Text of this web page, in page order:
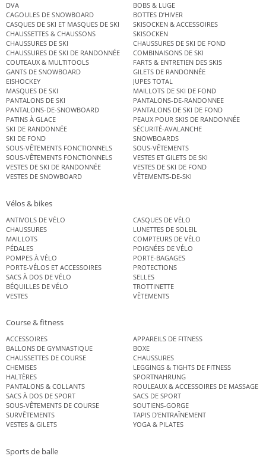
DVA
BOBS & LUGE
CAGOULES DE SNOWBOARD
BOTTES D’HIVER
CASQUES DE SKI ET MASQUES DE SKI
SKISOCKEN & ACCESSOIRES
CHAUSSETTES & CHAUSSONS
SKISOCKEN
CHAUSSURES DE SKI
CHAUSSURES DE SKI DE FOND
CHAUSSURES DE SKI DE RANDONNÉE
COMBINAISONS DE SKI
COUTEAUX & MULTITOOLS
FARTS & ENTRETIEN DES SKIS
GANTS DE SNOWBOARD
GILETS DE RANDONNÉE
EISHOCKEY
JUPES TOTAL
MASQUES DE SKI
MAILLOTS DE SKI DE FOND
PANTALONS DE SKI
PANTALONS-DE-RANDONNEE
PANTALONS-DE-SNOWBOARD
PANTALONS DE SKI DE FOND
PATINS À GLACE
PEAUX POUR SKIS DE RANDONNÉE
SKI DE RANDONNÉE
SÉCURITÉ-AVALANCHE
SKI DE FOND
SNOWBOARDS
SOUS-VÊTEMENTS FONCTIONNELS
SOUS-VÊTEMENTS
SOUS-VÊTEMENTS FONCTIONNELS
VESTES ET GILETS DE SKI
VESTES DE SKI DE RANDONNÉE
VESTES DE SKI DE FOND
VESTES DE SNOWBOARD
VÊTEMENTS-DE-SKI
Vélos & bikes
ANTIVOLS DE VÉLO
CASQUES DE VÉLO
CHAUSSURES
LUNETTES DE SOLEIL
MAILLOTS
COMPTEURS DE VÉLO
PÉDALES
POIGNÉES DE VÉLO
POMPES À VÉLO
PORTE-BAGAGES
PORTE-VÉLOS ET ACCESSOIRES
PROTECTIONS
SACS À DOS DE VÉLO
SELLES
BÉQUILLES DE VÉLO
TROTTINETTE
VESTES
VÊTEMENTS
Course & fitness
ACCESSOIRES
APPAREILS DE FITNESS
BALLONS DE GYMNASTIQUE
BOXE
CHAUSSETTES DE COURSE
CHAUSSURES
CHEMISES
LEGGINGS & TIGHTS DE FITNESS
HALTÈRES
SPORTNAHRUNG
PANTALONS & COLLANTS
ROULEAUX & ACCESSOIRES DE MASSAGE
SACS À DOS DE SPORT
SACS DE SPORT
SOUS-VÊTEMENTS DE COURSE
SOUTIENS-GORGE
SURVÊTEMENTS
TAPIS D’ENTRAÎNEMENT
VESTES & GILETS
YOGA & PILATES
Sports de balle